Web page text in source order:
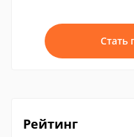
Стать
Рейтинг